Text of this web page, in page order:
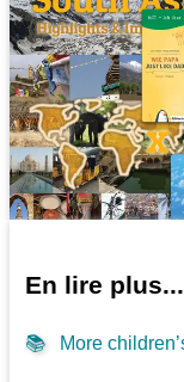
En lire plus...
📚 More